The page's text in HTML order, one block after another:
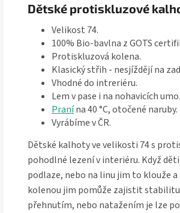
Dětské protiskluzové
Velikost 74.
100% Bio-bavlna z GOTS
Protiskluzová kolena.
Klasický střih - nesjíždějí na
Vhodné do intreriéru.
Lem v pase i na nohavicích
Pranína 40 °C, otočené naruby.
Vyrábíme v ČR.
Dětské kalhoty ve velikosti 74 s
pohodlné lezení v interiéru. Když
podlaze, nebo na linu jim to klouže
kolenou jim pomůže zajistit
přehnutím, nebo natažením je lze